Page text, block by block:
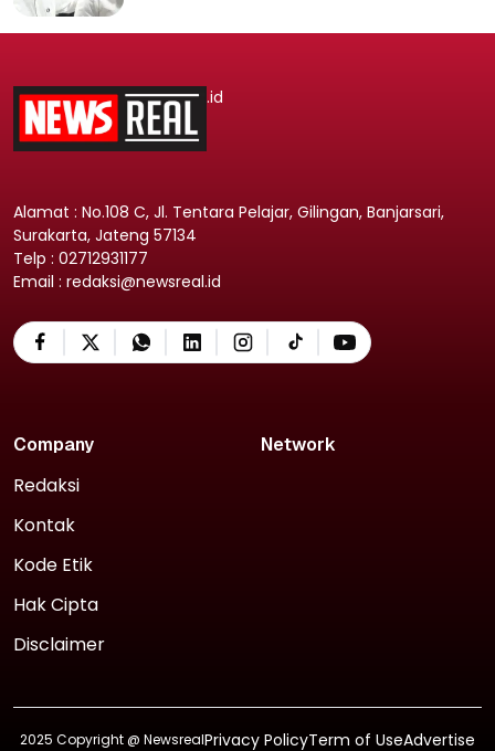
.id
Alamat : No.108 C, Jl. Tentara Pelajar, Gilingan, Banjarsari,
Surakarta, Jateng 57134
Telp : 02712931177
Email : redaksi@newsreal.id
Company
Redaksi
Kontak
Kode Etik
Hak Cipta
Disclaimer
Network
2025 Copyright @ NewsrealPrivacy PolicyTerm of UseAdvertise